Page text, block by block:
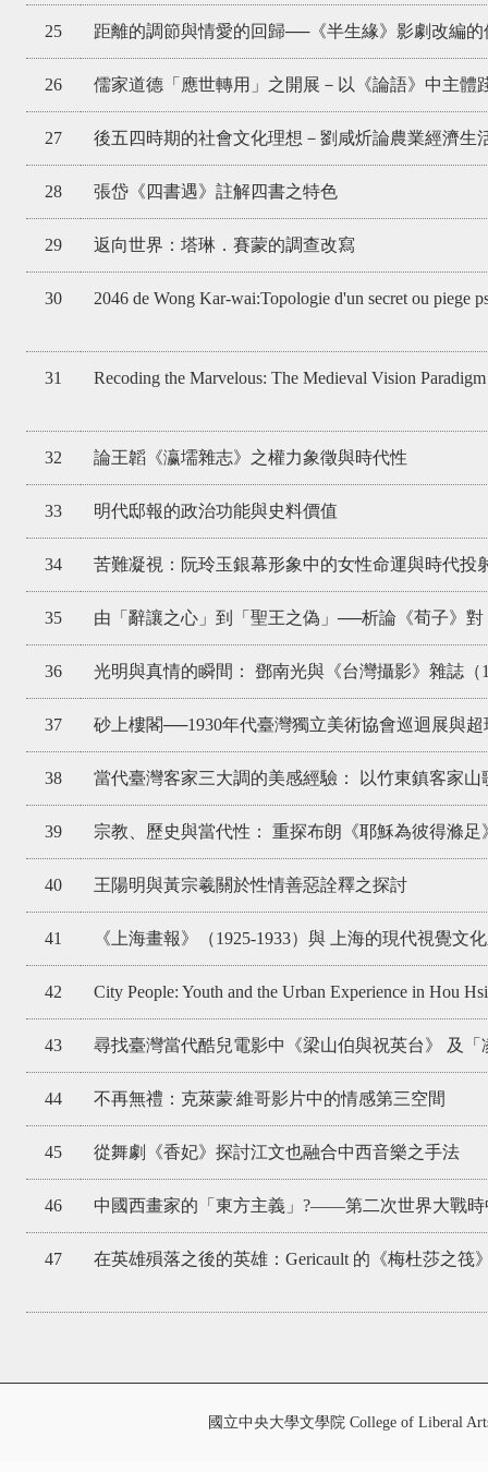
25 距離的調節與情愛的回歸──《半生緣》影劇改編的
26 儒家道德「應世轉用」之開展－以《論語》中主體
27 後五四時期的社會文化理想－劉咸炘論農業經濟生
28 張岱《四書遇》註解四書之特色
29 返向世界：塔琳．賽蒙的調查改寫
30 2046 de Wong Kar-wai:Topologie d'un secret ou piege
31 Recoding the Marvelous: The Medieval Vision Paradigm
32 論王韜《瀛壖雜志》之權力象徵與時代性
33 明代邸報的政治功能與史料價值
34 苦難凝視：阮玲玉銀幕形象中的女性命運與時代投
35 由「辭讓之心」到「聖王之偽」──析論《荀子》
36 光明與真情的瞬間： 鄧南光與《台灣攝影》雜誌（
37 砂上樓閣──1930年代臺灣獨立美術協會巡迴展與
38 當代臺灣客家三大調的美感經驗： 以竹東鎮客家
39 宗教、歷史與當代性： 重探布朗《耶穌為彼得滌足
40 王陽明與黃宗羲關於性情善惡詮釋之探討
41 《上海畫報》（1925-1933）與 上海的現代視覺文
42 City People: Youth and the Urban Experience in Hou
43 尋找臺灣當代酷兒電影中《梁山伯與祝英台》 及
44 不再無禮：克萊蒙‧維哥影片中的情感第三空間
45 從舞劇《香妃》探討江文也融合中西音樂之手法
46 中國西畫家的「東方主義」?——第二次世界大戰時
47 在英雄殞落之後的英雄：Gericault 的《梅杜莎之筏
國立中央大學文學院 College of Liberal